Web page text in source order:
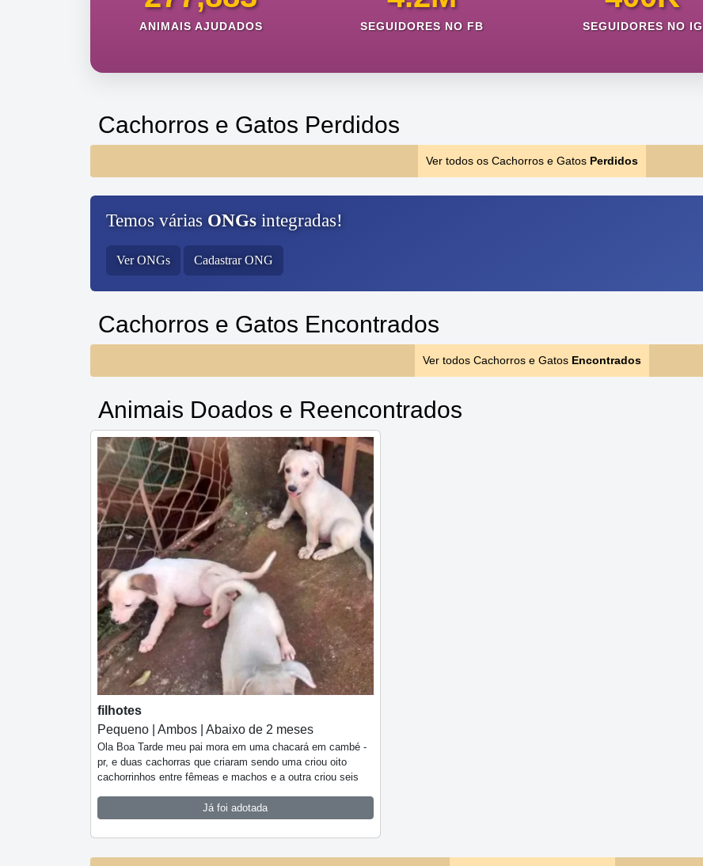
ANIMAIS AJUDADOS SEGUIDORES NO FB SEGUIDORES NO IG
Cachorros e Gatos Perdidos
Ver todos os Cachorros e Gatos Perdidos
Temos várias ONGs integradas!
Ver ONGs Cadastrar ONG
Cachorros e Gatos Encontrados
Ver todos Cachorros e Gatos Encontrados
Animais Doados e Reencontrados
filhotes
Pequeno | Ambos | Abaixo de 2 meses
Ola Boa Tarde meu pai mora em uma chacará em cambé -
pr, e duas cachorras que criaram sendo uma criou oito
cachorrinhos entre fêmeas e machos e a outra criou seis
Já foi adotada